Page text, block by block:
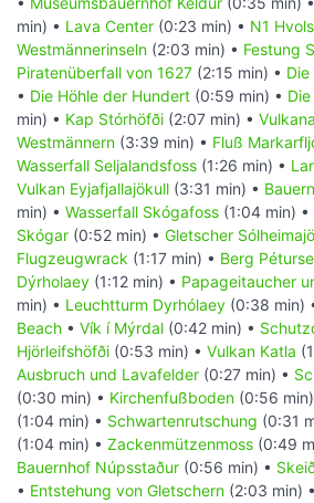
min) • Lava Center (0:23 min) • N1
Westmännerinseln (2:03 min) • Festung
Piratenüberfall von 1627 (2:15 min) •
• Die Höhle der Hundert (0:59 min) •
min) • Kap Stórhöfði (2:07 min) •
Westmännern (3:39 min) • Fluß
Wasserfall Seljalandsfoss (1:26 min) •
Vulkan Eyjafjallajökull (3:31 min) •
min) • Wasserfall Skógafoss (1:04 min) •
Skógar (0:52 min) • Gletscher
Flugzeugwrack (1:17 min) • Berg
Dýrholaey (1:12 min) • Papageitaucher
min) • Leuchtturm Dyrhólaey (0:38 min)
Beach • Vík í Mýrdal (0:42 min) •
Hjörleifshöfði (0:53 min) • Vulkan Katla
Ausbruch und Lavafelder (0:27 min) •
(0:30 min) • Kirchenfußboden (0:56
(1:04 min) • Schwartenrutschung (0:31
(1:04 min) • Zackenmützenmoss (0:49
Bauernhof Núpsstaður (0:56 min) •
• Entstehung von Gletschern (2:03 min) •